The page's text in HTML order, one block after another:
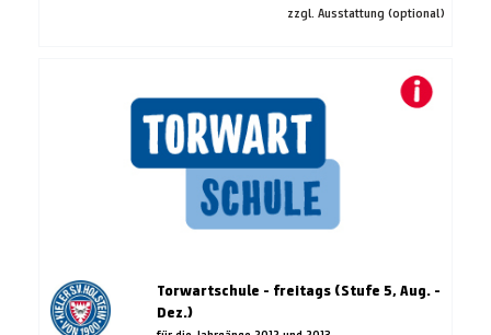
zzgl. Ausstattung (optional)
Torwartschule - freitags (Stufe 5, Aug. -
Dez.)